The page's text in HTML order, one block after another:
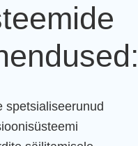
spetsialiseerunud